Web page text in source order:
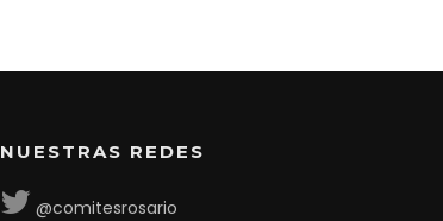
NUESTRAS REDES
@comitesrosario